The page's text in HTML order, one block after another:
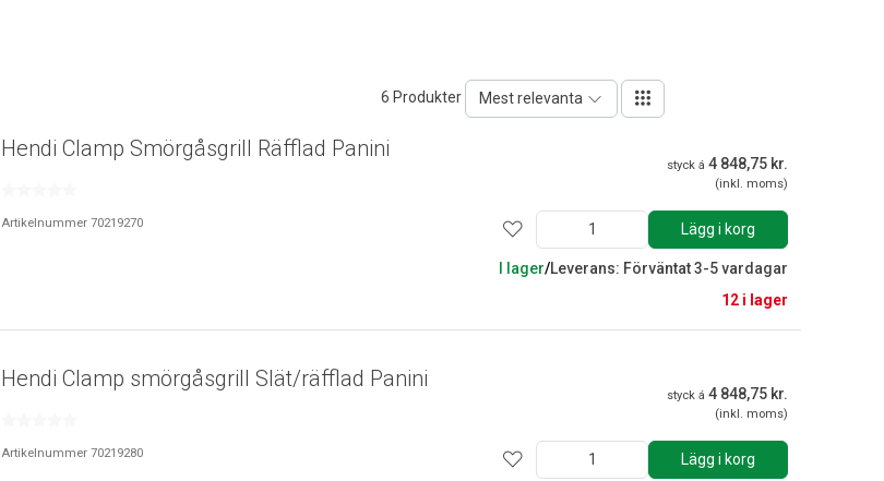
6 Produkter Mest relevanta
Hendi Clamp Smörgåsgrill Räfflad Panini
Artikelnummer 70219270
styck á 4 848,75 kr.
(inkl. moms)
Lägg i korg
I lager/Leverans: Förväntat 3-5 vardagar
12 i lager
Hendi Clamp smörgåsgrill Slät/räfflad Panini
Artikelnummer 70219280
styck á 4 848,75 kr.
(inkl. moms)
Lägg i korg